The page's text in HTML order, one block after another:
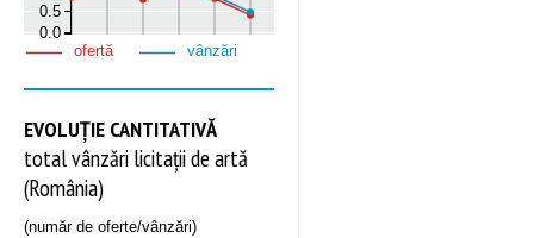
0.0
0.5
ofertă vânzări
EVOLUȚIE CANTITATIVĂ
total vânzări licitații de artă
(România)
(număr de oferte/vânzări)